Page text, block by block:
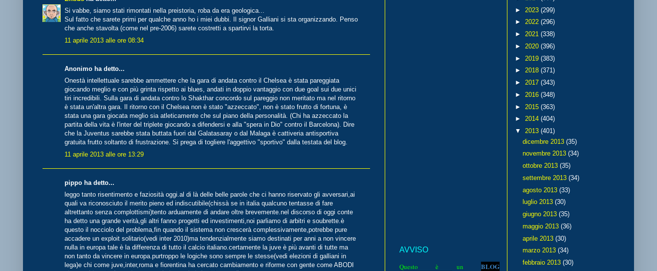
Si vabbe, siamo stati rimontati nella preistoria, roba da era geologica...
Sul fatto che sarete primi per qualche anno ho i miei dubbi. Il signor Galliani si sta organizzando. Penso
che anche stavolta (come nel pre-2006) sarete costretti a spartirvi la torta.
11 aprile 2013 alle ore 08:34
Anonimo ha detto...
Onestà intellettuale sarebbe ammettere che la gara di andata contro il Chelsea è stata pareggiata
giocando meglio e con più grinta rispetto ai blues, andati in doppio vantaggio con due goal sui due unici
tiri incredibili. Sulla gara di andata contro lo Shakthar concordo sul pareggio non meritato ma nel ritorno
è stata un'altra gara. Il ritorno con il Chelsea non è stato "azzeccato", non è stato frutto di fortuna, è
stata una gara giocata meglio sia atleticamente che sul piano della personalità. (Chi ha azzeccato la
partita della vita è l'inter del triplete giocando a difendersi e alla "spera in Dio" contro il Barcelona). Dire
che la Juventus sarebbe stata buttata fuori dal Galatasaray o dal Malaga è cattiveria antisportiva
gratuita frutto soltanto di frustrazione. Si prega di togliere l'aggettivo "sportivo" dalla testata del blog.
11 aprile 2013 alle ore 13:29
pippo ha detto...
leggo tanto risentimento e faziosità oggi.al di là delle belle parole che ci hanno riservato gli avversari,ai
quali va riconosciuto il merito pieno ed indiscutibile(chissà se in italia qualcuno tentasse di fare
altrettanto senza complottismi)tento arduamente di andare oltre brevemente.nel discorso di oggi conte
ha detto una grande verità,gli altri fanno progetti ed investimenti,noi parliamo di arbitri e soubrette.è
questo il nocciolo del problema,fin quando il sistema non crescerà complessivamente,potrebbe pure
accadere un exploit solitario(vedi inter 2010)ma tendenzialmente siamo destinati per anni a non vincere
nulla in europa tale è la differenza di tutto il calcio italiano.certamente la juve è più avanti di tutte ma
non tanto da vincere in europa.purtroppo le logiche sono sempre le stesse(vedi elezioni di galliani in
lega)e chi come juve,inter,roma e fiorentina ha cercato cambiamento e riforme con gente come ABODI
AVVISO
Questo è un BLOG
► 2023 (299)
► 2022 (296)
► 2021 (338)
► 2020 (396)
► 2019 (383)
► 2018 (371)
► 2017 (343)
► 2016 (348)
► 2015 (363)
► 2014 (404)
▼ 2013 (401)
dicembre 2013 (35)
novembre 2013 (34)
ottobre 2013 (35)
settembre 2013 (34)
agosto 2013 (33)
luglio 2013 (30)
giugno 2013 (35)
maggio 2013 (36)
aprile 2013 (30)
marzo 2013 (34)
febbraio 2013 (30)